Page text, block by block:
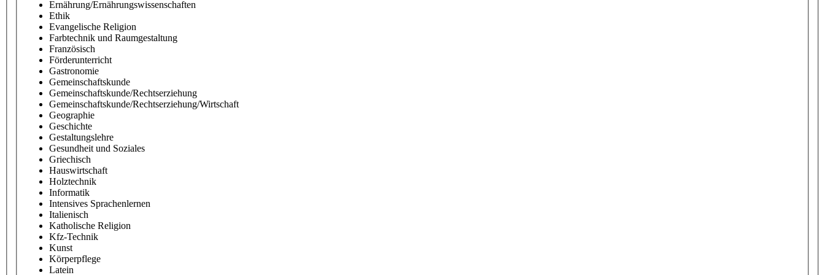
Ernährung/Ernährungswissenschaften
Ethik
Evangelische Religion
Farbtechnik und Raumgestaltung
Französisch
Förderunterricht
Gastronomie
Gemeinschaftskunde
Gemeinschaftskunde/Rechtserziehung
Gemeinschaftskunde/Rechtserziehung/Wirtschaft
Geographie
Geschichte
Gestaltungslehre
Gesundheit und Soziales
Griechisch
Hauswirtschaft
Holztechnik
Informatik
Intensives Sprachenlernen
Italienisch
Katholische Religion
Kfz-Technik
Kunst
Körperpflege
Latein